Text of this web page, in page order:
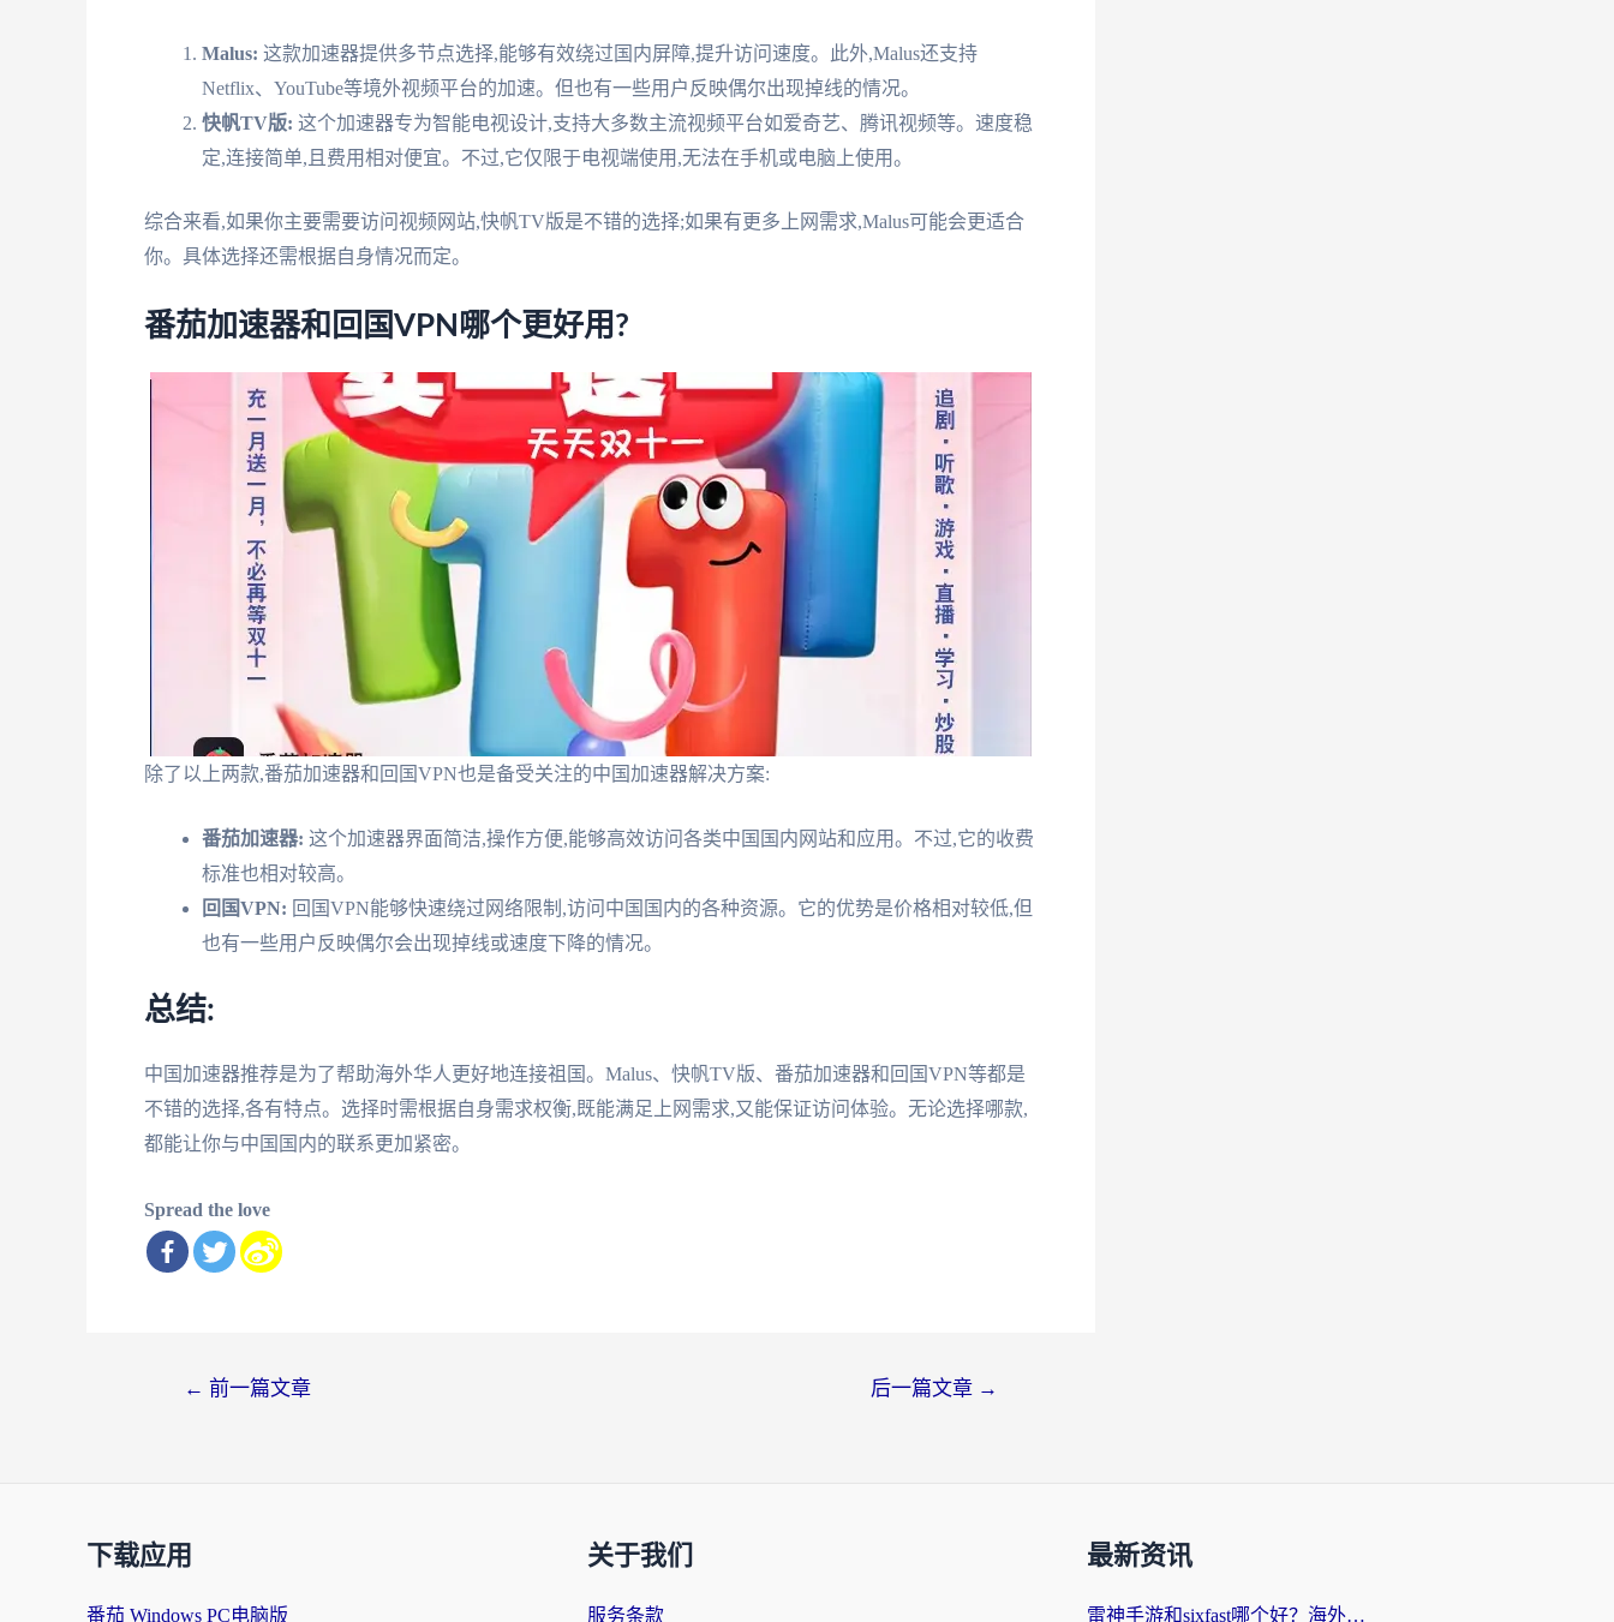
Malus: 这款加速器提供多节点选择,能够有效绕过国内屏障,提升访问速度。此外,Malus还支持
Netflix、YouTube等境外视频平台的加速。但也有一些用户反映偶尔出现掉线的情况。
快帆TV版: 这个加速器专为智能电视设计,支持大多数主流视频平台如爱奇艺、腾讯视频等。速度稳
定,连接简单,且费用相对便宜。不过,它仅限于电视端使用,无法在手机或电脑上使用。
综合来看,如果你主要需要访问视频网站,快帆TV版是不错的选择;如果有更多上网需求,Malus可能会更适合
你。具体选择还需根据自身情况而定。
番茄加速器和回国VPN哪个更好用?
除了以上两款,番茄加速器和回国VPN也是备受关注的中国加速器解决方案:
番茄加速器: 这个加速器界面简洁,操作方便,能够高效访问各类中国国内网站和应用。不过,它的收费
标准也相对较高。
回国VPN: 回国VPN能够快速绕过网络限制,访问中国国内的各种资源。它的优势是价格相对较低,但
也有一些用户反映偶尔会出现掉线或速度下降的情况。
总结:
中国加速器推荐是为了帮助海外华人更好地连接祖国。Malus、快帆TV版、番茄加速器和回国VPN等都是
不错的选择,各有特点。选择时需根据自身需求权衡,既能满足上网需求,又能保证访问体验。无论选择哪款,
都能让你与中国国内的联系更加紧密。
Spread the love
← 前一篇文章 后一篇文章 →
下载应用
番茄 Windows PC电脑版
关于我们
服务条款
最新资讯
雷神手游和sixfast哪个好？海外党亲测3款回国加速器，教你选对不踩坑